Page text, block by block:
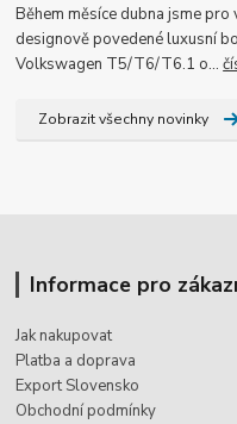
Během měsíce dubna jsme
designově povedené luxusní
Volkswagen T5/T6/T6.1 o...
Zobrazit všechny novinky
Informace pro
Jak nakupovat
Platba a doprava
Export Slovensko
Obchodní podmínky